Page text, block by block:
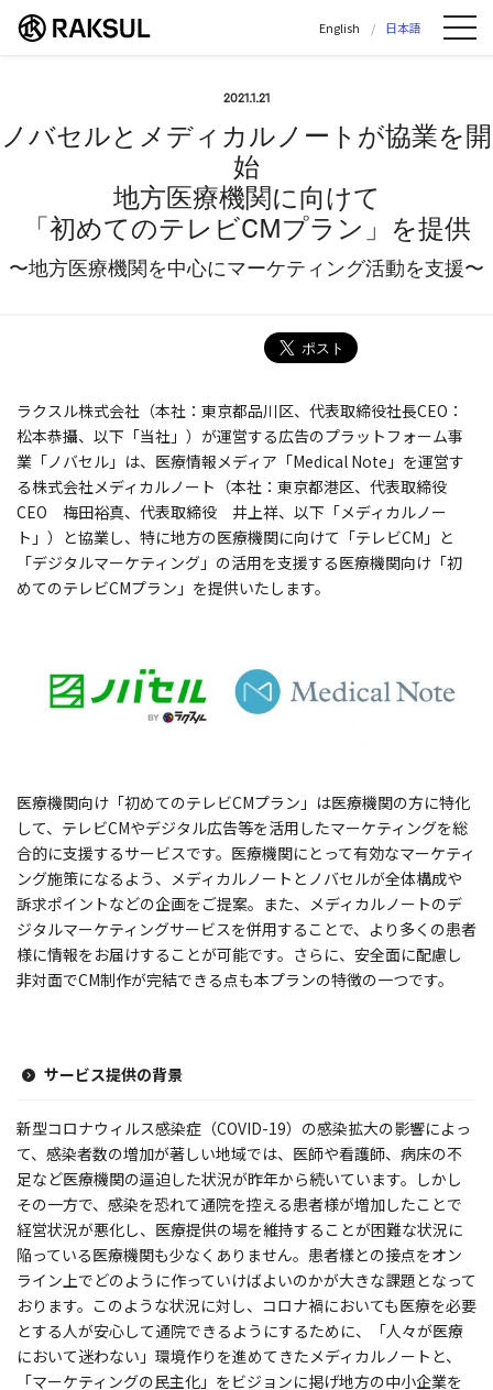
ラクスル株式会社 | ラクスル株式会社の公
English 日本語
2021.1.21
ノバセルとメディカルノートが協業を開
始
地方医療機関に向けて
「初めてのテレビCMプラン」を提供
〜地方医療機関を中心にマーケティング活動を支援〜
ラクスル株式会社（本社：東京都品川区、代表取締役社長CEO：
松本恭攝、以下「当社」）が運営する広告のプラットフォーム事
業「ノバセル」は、医療情報メディア「Medical Note」を運営す
る株式会社メディカルノート（本社：東京都港区、代表取締役
CEO 梅田裕真、代表取締役 井上祥、以下「メディカルノー
ト」）と協業し、特に地方の医療機関に向けて「テレビCM」と
「デジタルマーケティング」の活用を支援する医療機関向け「初
めてのテレビCMプラン」を提供いたします。
医療機関向け「初めてのテレビCMプラン」は医療機関の方に特化
して、テレビCMやデジタル広告等を活用したマーケティングを総
合的に支援するサービスです。医療機関にとって有効なマーケティ
ング施策になるよう、メディカルノートとノバセルが全体構成や
訴求ポイントなどの企画をご提案。また、メディカルノートのデ
ジタルマーケティングサービスを併用することで、より多くの患者
様に情報をお届けすることが可能です。さらに、安全面に配慮し
非対面でCM制作が完結できる点も本プランの特徴の一つです。
サービス提供の背景
新型コロナウィルス感染症（COVID-19）の感染拡大の影響によっ
て、感染者数の増加が著しい地域では、医師や看護師、病床の不
足など医療機関の逼迫した状況が昨年から続いています。しかし
その一方で、感染を恐れて通院を控える患者様が増加したことで
経営状況が悪化し、医療提供の場を維持することが困難な状況に
陥っている医療機関も少なくありません。患者樣との接点をオン
ライン上でどのように作っていけばよいのかが大きな課題となって
おります。このような状況に対し、コロナ禍においても医療を必要
とする人が安心して通院できるようにするために、「人々が医療
において迷わない」環境作りを進めてきたメディカルノートと、
「マーケティングの民主化」をビジョンに掲げ地方の中小企業を